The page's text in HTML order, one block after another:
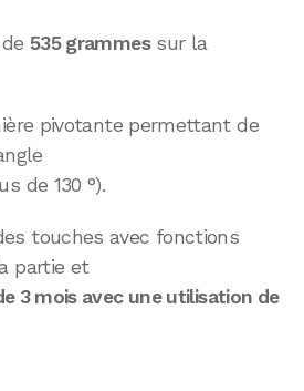
535 grammessur la
pivotante permettant de
de 130 °).
touches avec fonctions
partie et
3 mois avec une utilisation de